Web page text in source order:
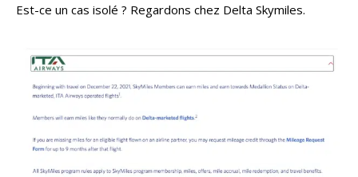
Est-ce un cas isolé ? Regardons chez Delta Skymiles.